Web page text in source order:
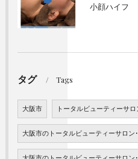
小顔ハイフ
タグ Tags
大阪市 トータルビューティーサロ
大阪市のトータルビューティーサロン